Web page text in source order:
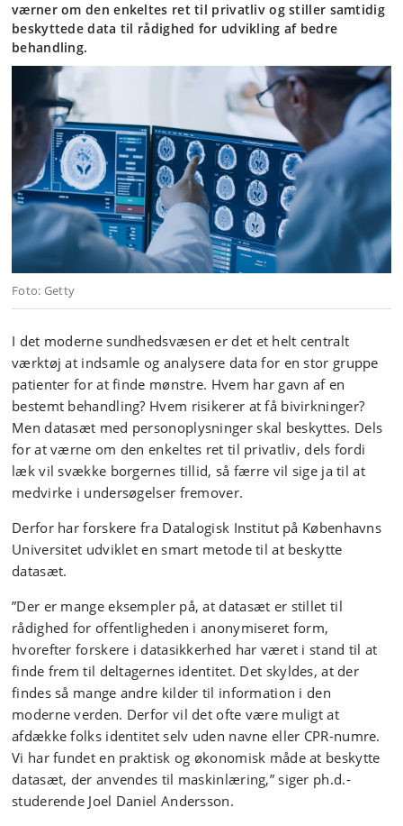
værner om den enkeltes ret til privatliv og stiller samtidig
beskyttede data til rådighed for udvikling af bedre
behandling.
Foto: Getty
I det moderne sundhedsvæsen er det et helt centralt
værktøj at indsamle og analysere data for en stor gruppe
patienter for at finde mønstre. Hvem har gavn af en
bestemt behandling? Hvem risikerer at få bivirkninger?
Men datasæt med personoplysninger skal beskyttes. Dels
for at værne om den enkeltes ret til privatliv, dels fordi
læk vil svække borgernes tillid, så færre vil sige ja til at
medvirke i undersøgelser fremover.
Derfor har forskere fra Datalogisk Institut på Københavns
Universitet udviklet en smart metode til at beskytte
datasæt.
”Der er mange eksempler på, at datasæt er stillet til
rådighed for offentligheden i anonymiseret form,
hvorefter forskere i datasikkerhed har været i stand til at
finde frem til deltagernes identitet. Det skyldes, at der
findes så mange andre kilder til information i den
moderne verden. Derfor vil det ofte være muligt at
afdække folks identitet selv uden navne eller CPR-numre.
Vi har fundet en praktisk og økonomisk måde at beskytte
datasæt, der anvendes til maskinlæring,” siger ph.d.-
studerende Joel Daniel Andersson.